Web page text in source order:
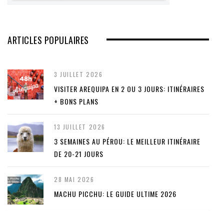
ARTICLES POPULAIRES
3 JUILLET 2026
VISITER AREQUIPA EN 2 OU 3 JOURS: ITINÉRAIRES
+ BONS PLANS
13 JUILLET 2026
3 SEMAINES AU PÉROU: LE MEILLEUR ITINÉRAIRE
DE 20-21 JOURS
28 MAI 2026
MACHU PICCHU: LE GUIDE ULTIME 2026